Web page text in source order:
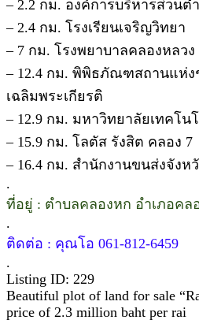
– 2.2 กม. องค์การบริหารส่วนต
– 2.4 กม. โรงเรียนเจริญวิทยา
– 7 กม. โรงพยาบาลคลองหลวง
– 12.4 กม. พิพิธภัณฑสถานแห่
เฉลิมพระเกียรติ
– 12.9 กม. มหาวิทยาลัยเทคโ
– 15.9 กม. โลตัส รังสิต คลอง 7
– 16.4 กม. สำนักงานขนส่งจังห
.
ที่อยู่ : ตำบลคลองหก อำเภอคล
.
ติดต่อ : คุณโอ 061-812-6459
.
Listing ID: 229
Beautiful plot of land for sale
price of 2.3 million baht per rai